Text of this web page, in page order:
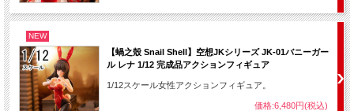
NEW
【蝸之殼 Snail Shell】空想JKシリーズ JK-01バニーガー
ル レナ 1/12 完成品アクションフィギュア
1/12スケール女性アクションフィギュア。
価格:6,480円(税込)